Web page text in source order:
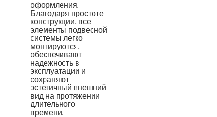
оформления.
Благодаря простоте
конструкции, все
элементы подвесной
системы легко
монтируются,
обеспечивают
надежность в
эксплуатации и
сохраняют
эстетичный внешний
вид на протяжении
длительного
времени.